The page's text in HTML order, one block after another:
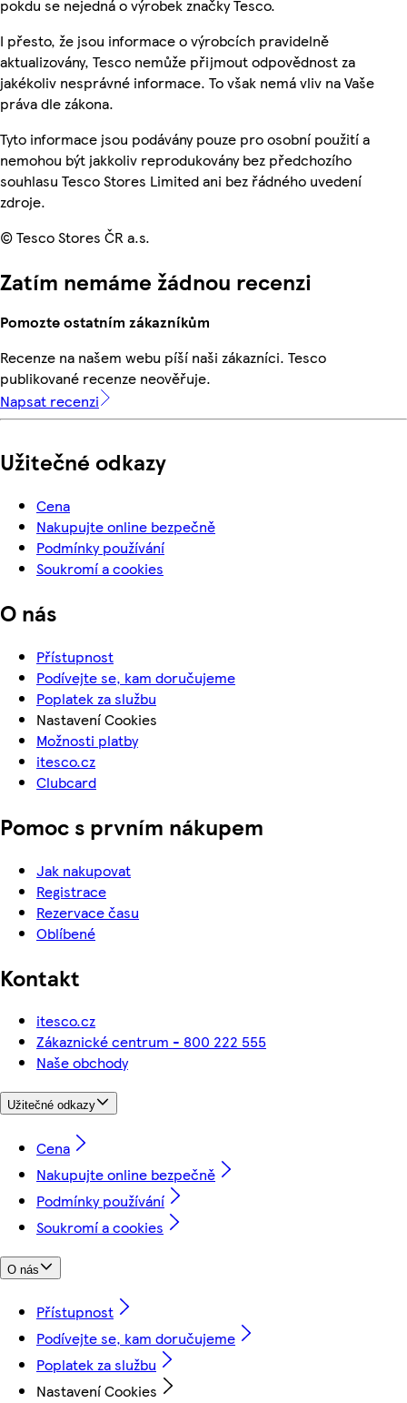
pokdu se nejedná o výrobek značky Tesco.
I přesto, že jsou informace o výrobcích pravidelně
aktualizovány, Tesco nemůže přijmout odpovědnost za
jakékoliv nesprávné informace. To však nemá vliv na Vaše
práva dle zákona.
Tyto informace jsou podávány pouze pro osobní použití a
nemohou být jakkoliv reprodukovány bez předchozího
souhlasu Tesco Stores Limited ani bez řádného uvedení
zdroje.
© Tesco Stores ČR a.s.
Zatím nemáme žádnou recenzi
Pomozte ostatním zákazníkům
Recenze na našem webu píší naši zákazníci. Tesco
publikované recenze neověřuje.
Napsat recenzi
Užitečné odkazy
Cena
Nakupujte online bezpečně
Podmínky používání
Soukromí a cookies
O nás
Přístupnost
Podívejte se, kam doručujeme
Poplatek za službu
Nastavení Cookies
Možnosti platby
itesco.cz
Clubcard
Pomoc s prvním nákupem
Jak nakupovat
Registrace
Rezervace času
Oblíbené
Kontakt
itesco.cz
Zákaznické centrum - 800 222 555
Naše obchody
Užitečné odkazy
Cena
Nakupujte online bezpečně
Podmínky používání
Soukromí a cookies
O nás
Přístupnost
Podívejte se, kam doručujeme
Poplatek za službu
Nastavení Cookies